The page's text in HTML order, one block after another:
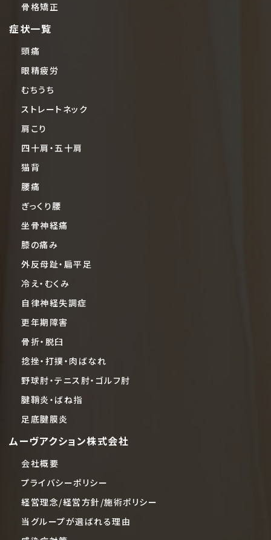
骨格矯正
症状一覧
頭痛
眼精疲労
むちうち
ストレートネック
肩こり
四十肩・五十肩
猫背
腰痛
ぎっくり腰
坐骨神経痛
膝の痛み
外反母趾・扁平足
冷え・むくみ
自律神経失調症
更年期障害
骨折・脱臼
捻挫・打撲・肉ばなれ
野球肘・テニス肘・ゴルフ肘
腱鞘炎・ばね指
足底腱膜炎
ムーヴアクション株式会社
会社概要
プライバシーポリシー
経営理念/経営方針/施術ポリシー
当グループが選ばれる理由